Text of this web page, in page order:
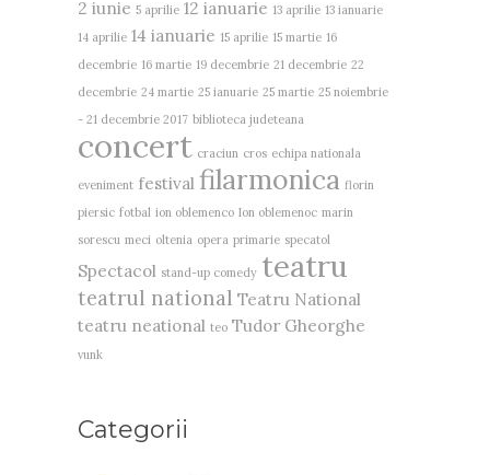
2 iunie 5 aprilie 12 ianuarie 13 aprilie 13 ianuarie
14 aprilie 14 ianuarie 15 aprilie 15 martie 16
decembrie 16 martie 19 decembrie 21 decembrie 22
decembrie 24 martie 25 ianuarie 25 martie 25 noiembrie
- 21 decembrie 2017 biblioteca judeteana
concert craciun cros echipa nationala
eveniment festival filarmonica florin
piersic fotbal ion oblemenco Ion oblemenoc marin
sorescu meci oltenia opera primarie specatol
Spectacol stand-up comedy teatru
teatrul national Teatru National
teatru neational teo Tudor Gheorghe
vunk
Categorii